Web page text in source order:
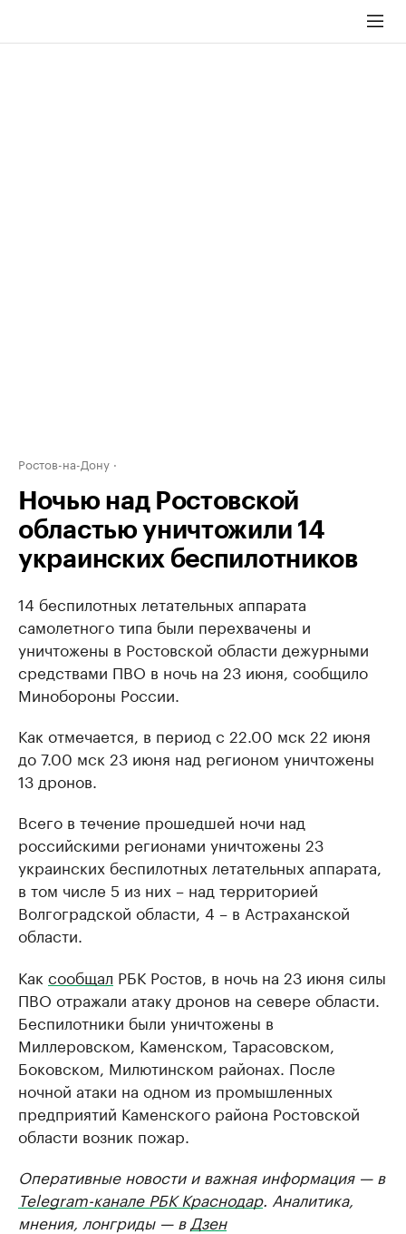
Ростов-на-Дону
Ночью над Ростовской
областью уничтожили 14
украинских беспилотников
14 беспилотных летательных аппарата
самолетного типа были перехвачены и
уничтожены в Ростовской области дежурными
средствами ПВО в ночь на 23 июня, сообщило
Минобороны России.
Как отмечается, в период с 22.00 мск 22 июня
до 7.00 мск 23 июня над регионом уничтожены
13 дронов.
Всего в течение прошедшей ночи над
российскими регионами уничтожены 23
украинских беспилотных летательных аппарата,
в том числе 5 из них – над территорией
Волгоградской области, 4 – в Астраханской
области.
Как сообщал РБК Ростов, в ночь на 23 июня силы
ПВО отражали атаку дронов на севере области.
Беспилотники были уничтожены в
Миллеровском, Каменском, Тарасовском,
Боковском, Милютинском районах. После
ночной атаки на одном из промышленных
предприятий Каменского района Ростовской
области возник пожар.
Оперативные новости и важная информация — в
Telegram-канале РБК Краснодар. Аналитика,
мнения, лонгриды — в Дзен